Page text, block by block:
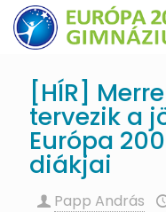
[HÍR]
tervezik a
Európa
diákjai
Papp András